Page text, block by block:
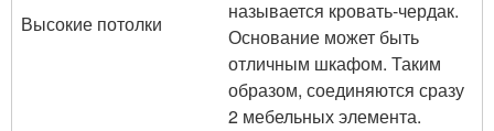
Высокие потолки
называется кровать-чердак.
Основание может быть
отличным шкафом. Таким
образом, соединяются сразу
2 мебельных элемента.